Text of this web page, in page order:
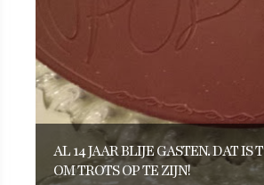
AL 14 JAAR BLIJE GASTEN. DAT IS
OM TROTS OP TE ZIJN!